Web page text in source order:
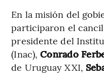
En la misión del
participaron el
presidente del
(Inac),Conrado
de Uruguay XXI,